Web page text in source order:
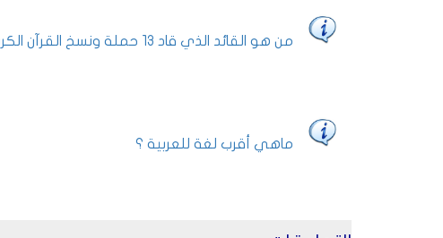
من هو القائد الذي قاد 13 حملة ونسخ القرآن الكريم بيده 8 مرات ؟
ماهي أقرب لغة للعربية ؟